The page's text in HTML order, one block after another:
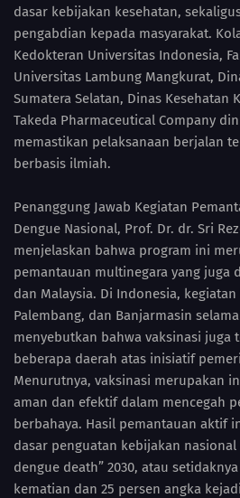
dasar kebijakan kesehatan,
pengabdian kepada masyarakat.
Kedokteran Universitas Indonesia,
Universitas Lambung Mangkurat,
Sumatera Selatan, Dinas Kesehatan
Takeda Pharmaceutical Company
memastikan pelaksanaan berjalan
berbasis ilmiah.
Penanggung Jawab Kegiatan
Dengue Nasional, Prof. Dr. dr. Sri
menjelaskan bahwa program ini
pemantauan multinegara yang juga
dan Malaysia. Di Indonesia,
Palembang, dan Banjarmasin
menyebutkan bahwa vaksinasi juga
beberapa daerah atas inisiatif
Menurutnya, vaksinasi merupakan
aman dan efektif dalam mencegah
berbahaya. Hasil pemantauan aktif
dasar penguatan kebijakan
dengue death” 2030, atau
kematian dan 25 persen angka